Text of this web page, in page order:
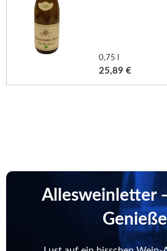
0,75 l
25,89 €
Allesweinletter